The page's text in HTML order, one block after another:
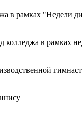
в рамках "Недели
в рамках